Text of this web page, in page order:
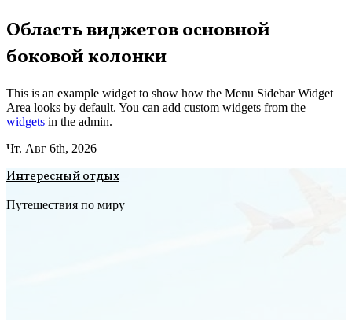
Перейти
к
содержимому
Область виджетов основной
боковой колонки
This is an example widget to show how the Menu Sidebar Widget
Area looks by default. You can add custom widgets from the
widgets in the admin.
Чт. Авг 6th, 2026
Интересный отдых
Путешествия по миру